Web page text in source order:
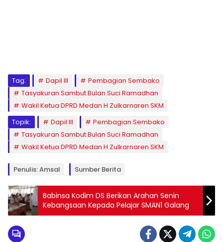
Tag: Dapil III
Pembagian Sembako
Tasyakuran Sambut Bulan Suci Ramadhan
Wakil Ketua DPRD Medan H Zulkarnaren SKM
Topik:
Dapil III
Pembagian Sembako
Tasyakuran Sambut Bulan Suci Ramadhan
Wakil Ketua DPRD Medan H Zulkarnaren SKM
Penulis: Amsal Sumber Berita
Babinsa Kodim DS Berikan Arahan Senin
Kebangsaan Kepada Pelajar SMAN1 Galang